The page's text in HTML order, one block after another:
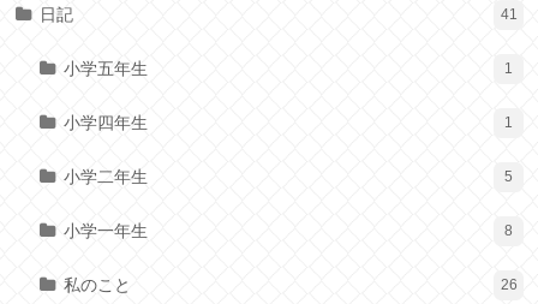
日記 41
小学五年生 1
小学四年生 1
小学二年生 5
小学一年生 8
私のこと 26